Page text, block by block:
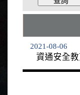
資通安全
2021-08-06